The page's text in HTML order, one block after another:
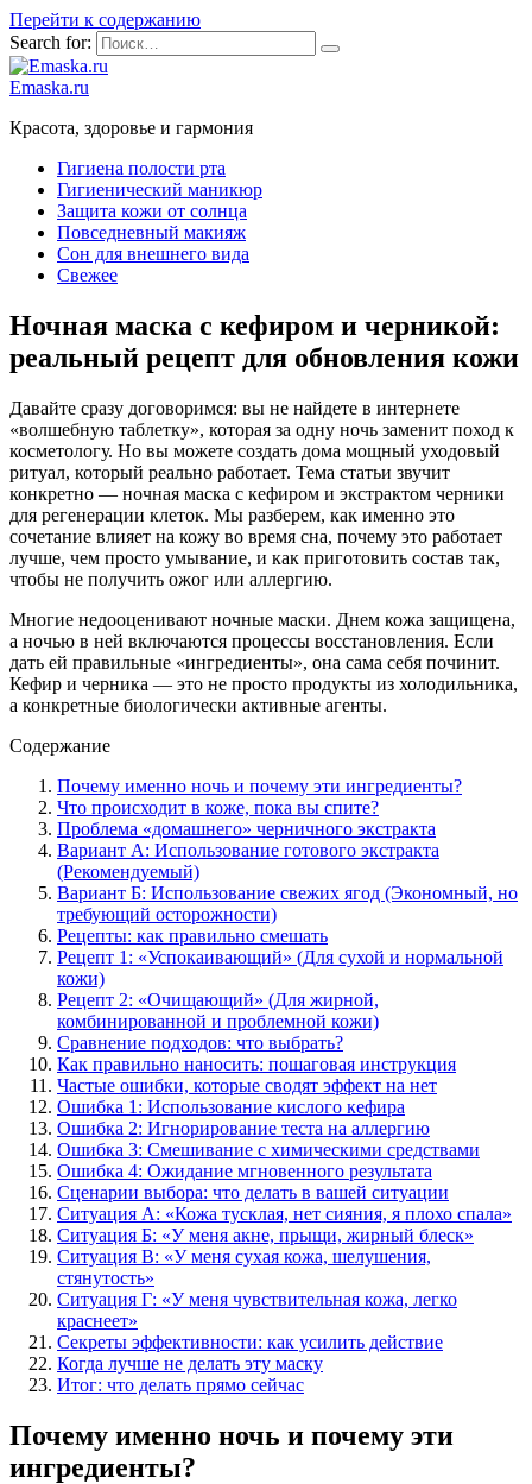
Перейти к содержанию
Search for:
Emaska.ru
Красота, здоровье и гармония
Гигиена полости рта
Гигиенический маникюр
Защита кожи от солнца
Повседневный макияж
Сон для внешнего вида
Свежее
Ночная маска с кефиром и черникой:
реальный рецепт для обновления кожи
Давайте сразу договоримся: вы не найдете в интернете
«волшебную таблетку», которая за одну ночь заменит поход к
косметологу. Но вы можете создать дома мощный уходовый
ритуал, который реально работает. Тема статьи звучит
конкретно — ночная маска с кефиром и экстрактом черники
для регенерации клеток. Мы разберем, как именно это
сочетание влияет на кожу во время сна, почему это работает
лучше, чем просто умывание, и как приготовить состав так,
чтобы не получить ожог или аллергию.
Многие недооценивают ночные маски. Днем кожа защищена,
а ночью в ней включаются процессы восстановления. Если
дать ей правильные «ингредиенты», она сама себя починит.
Кефир и черника — это не просто продукты из холодильника,
а конкретные биологически активные агенты.
Содержание
Почему именно ночь и почему эти ингредиенты?
Что происходит в коже, пока вы спите?
Проблема «домашнего» черничного экстракта
Вариант А: Использование готового экстракта
(Рекомендуемый)
Вариант Б: Использование свежих ягод (Экономный, но
требующий осторожности)
Рецепты: как правильно смешать
Рецепт 1: «Успокаивающий» (Для сухой и нормальной
кожи)
Рецепт 2: «Очищающий» (Для жирной,
комбинированной и проблемной кожи)
Сравнение подходов: что выбрать?
Как правильно наносить: пошаговая инструкция
Частые ошибки, которые сводят эффект на нет
Ошибка 1: Использование кислого кефира
Ошибка 2: Игнорирование теста на аллергию
Ошибка 3: Смешивание с химическими средствами
Ошибка 4: Ожидание мгновенного результата
Сценарии выбора: что делать в вашей ситуации
Ситуация А: «Кожа тусклая, нет сияния, я плохо спала»
Ситуация Б: «У меня акне, прыщи, жирный блеск»
Ситуация В: «У меня сухая кожа, шелушения,
стянутость»
Ситуация Г: «У меня чувствительная кожа, легко
краснеет»
Секреты эффективности: как усилить действие
Когда лучше не делать эту маску
Итог: что делать прямо сейчас
Почему именно ночь и почему эти
ингредиенты?